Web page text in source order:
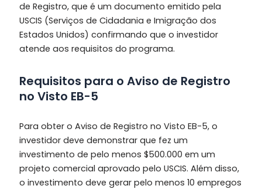
de Registro, que é um documento emitido pela
USCIS (Serviços de Cidadania e Imigração dos
Estados Unidos) confirmando que o investidor
atende aos requisitos do programa.
Requisitos para o Aviso de Registro
no Visto EB-5
Para obter o Aviso de Registro no Visto EB-5, o
investidor deve demonstrar que fez um
investimento de pelo menos $500.000 em um
projeto comercial aprovado pelo USCIS. Além disso,
o investimento deve gerar pelo menos 10 empregos